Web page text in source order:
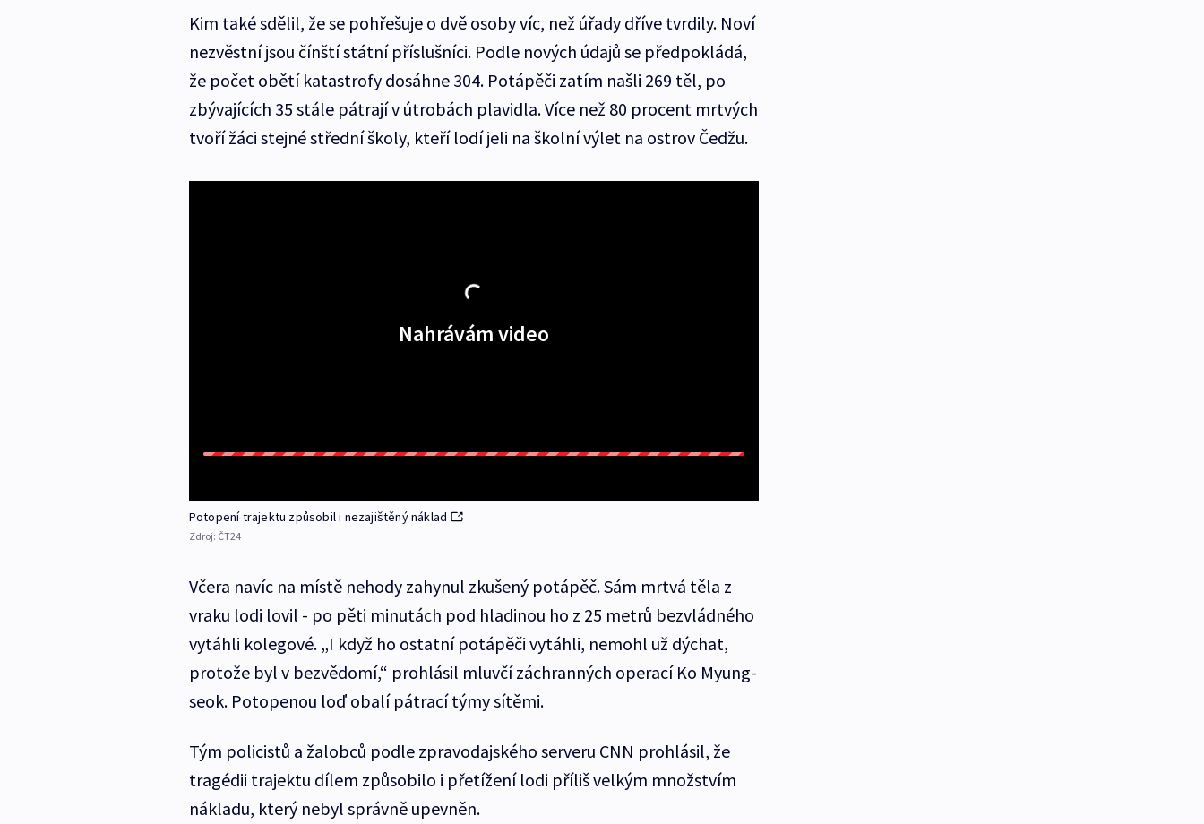
Kim také sdělil, že se pohřešuje o dvě osoby víc, než úřady dříve tvrdily. Noví
nezvěstní jsou čínští státní příslušníci. Podle nových údajů se předpokládá,
že počet obětí katastrofy dosáhne 304. Potápěči zatím našli 269 těl, po
zbývajících 35 stále pátrají v útrobách plavidla. Více než 80 procent mrtvých
tvoří žáci stejné střední školy, kteří lodí jeli na školní výlet na ostrov Čedžu.
Nahrávám video
Potopení trajektu způsobil i nezajištěný náklad
Zdroj: ČT24
Včera navíc na místě nehody zahynul zkušený potápěč. Sám mrtvá těla z
vraku lodi lovil - po pěti minutách pod hladinou ho z 25 metrů bezvládného
vytáhli kolegové. „I když ho ostatní potápěči vytáhli, nemohl už dýchat,
protože byl v bezvědomí,“ prohlásil mluvčí záchranných operací Ko Myung-
seok. Potopenou loď obalí pátrací týmy sítěmi.
Tým policistů a žalobců podle zpravodajského serveru CNN prohlásil, že
tragédii trajektu dílem způsobilo i přetížení lodi příliš velkým množstvím
nákladu, který nebyl správně upevněn.